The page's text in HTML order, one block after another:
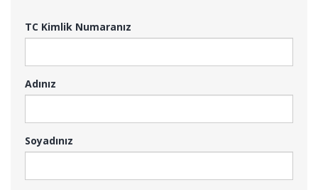
TC Kimlik Numaranız
Adınız
Soyadınız